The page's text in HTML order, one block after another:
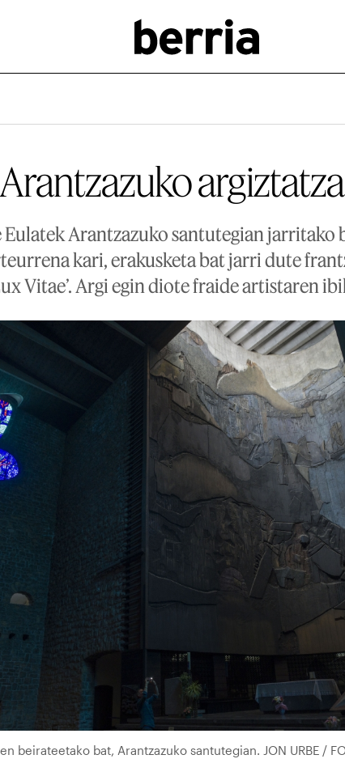
Arantzazuko
Eulatek Arantzazuko santutegian jarritako
kari, erakusketa bat jarri dute
Vitae’. Argi egin diote fraide artistaren
beirateetako bat, Arantzazuko santutegian. JON URBE /